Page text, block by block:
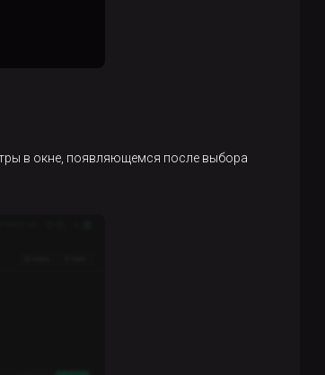
в окне, появляющемся после выбора